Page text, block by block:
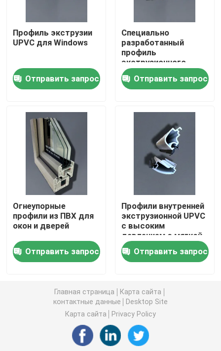
Свяжитесь мы
Профили окна UPVC
Профили штранг-прессования UPVC
окно окна upvc
окно upvc сползая
Дверь UPVC французская
Окно термального перерыва алюминиевое
Двери термального перерыва алюминиевые
Профиль экструзии
UPVC для Windows
Отправить запрос
Специально
разработанный
профиль
экструзионного
корпуса или
скользящего окна с
устойчивостью к
Отправить запрос
Огнеупорные
профили из ПВХ для
окон и дверей
Отправить запрос
Профили внутренней
экструзионной UPVC
с высоким
давлением с мягкой
поверхностью,
устойчивые к
погодным условиям
Отправить запрос
Главная страница
Карта сайта
контактные данные
Desktop Site
Карта сайта
Privacy Policy